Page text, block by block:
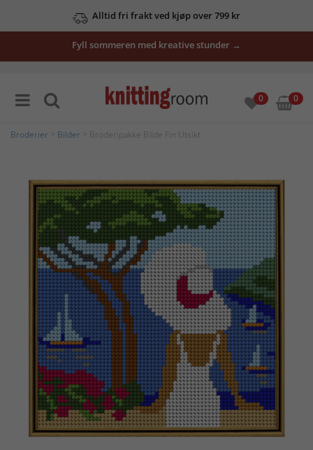
Alltid fri frakt ved kjøp over 799 kr
Fyll sommeren med kreative stunder →
0 0
Broderier Bilder > Broderipakke Bilde Fin Utsikt